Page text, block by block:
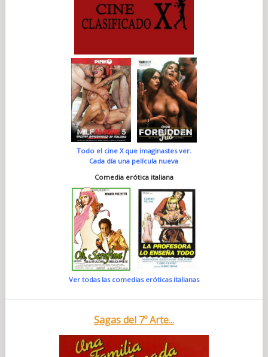
Todo el cine X que imaginastes ver.
Cada día una película nueva
Comedia erótica italiana
Ver todas las comedias eróticas italianas
Sagas del 7º Arte...